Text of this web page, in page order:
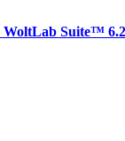
WoltLab Suite™